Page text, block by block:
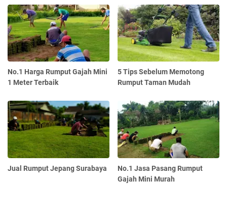
No.1 Harga Rumput Gajah Mini
1 Meter Terbaik
5 Tips Sebelum Memotong
Rumput Taman Mudah
Jual Rumput Jepang Surabaya
No.1 Jasa Pasang Rumput
Gajah Mini Murah